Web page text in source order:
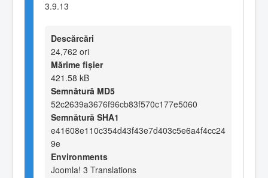
3.9.13
Descărcări
24,762 ori
Mărime fișier
421.58 kB
Semnătură MD5
52c2639a3676f96cb83f570c177e5060
Semnătură SHA1
e41608e110c354d43f43e7d403c5e6a4f4cc24
9e
Environments
Joomla! 3 Translations